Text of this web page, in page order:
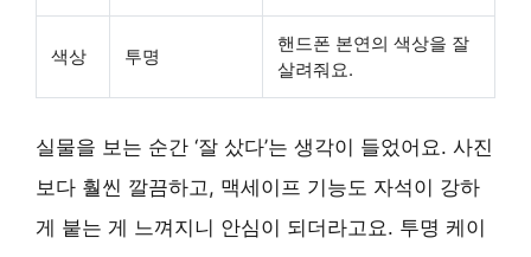
색상 투명
핸드폰 본연의 색상을 잘
살려줘요.
실물을 보는 순간 ‘잘 샀다’는 생각이 들었어요. 사진
보다 훨씬 깔끔하고, 맥세이프 기능 도 자석이 강하
게 붙는 게 느껴지니 안심이 되더라고요. 투명 케이